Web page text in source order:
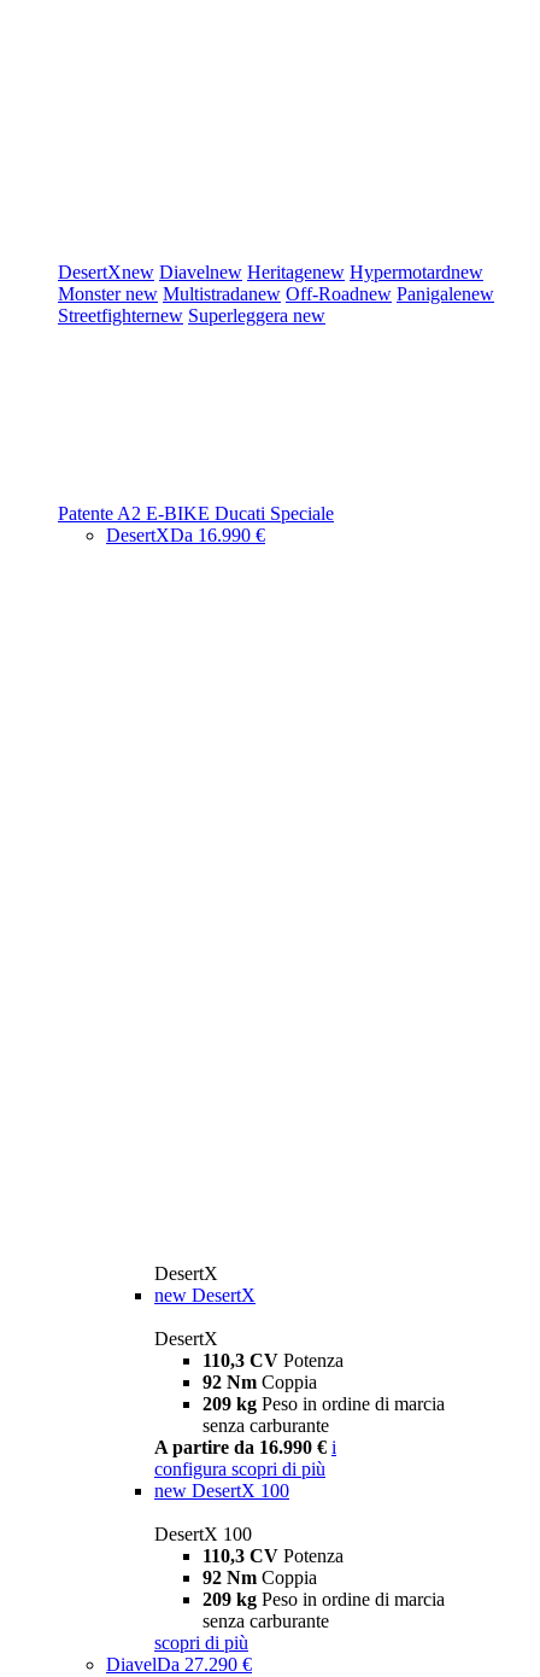
DesertXnew Diavelnew Heritagenew Hypermotardnew
Monsternew Multistradanew Off-Roadnew Panigalenew
Streetfighternew Superleggera new
Patente A2 E-BIKE Ducati Speciale
DesertXDa 16.990 €
DesertX
new DesertX
DesertX
110,3 CV Potenza
92 Nm Coppia
209 kg Peso in ordine di marcia
senza carburante
A partire da 16.990 € i
configura scopri di più
new DesertX 100
DesertX 100
110,3 CV Potenza
92 Nm Coppia
209 kg Peso in ordine di marcia
senza carburante
scopri di più
DiavelDa 27.290 €